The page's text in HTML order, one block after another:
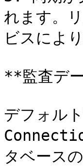
れます。
ビスによ
**監査デ
デフォル
タベース